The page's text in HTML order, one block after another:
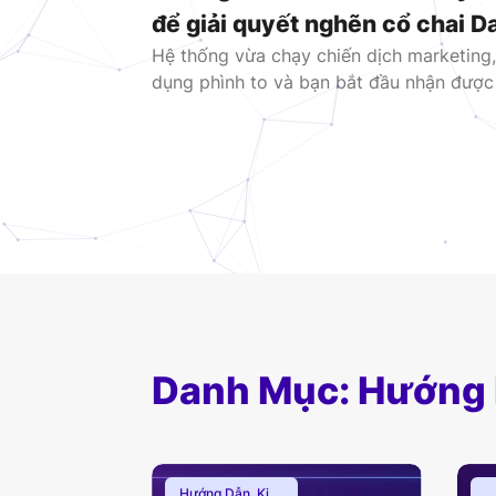
để giải quyết nghẽn cổ chai
(2026)
Hệ thống vừa chạy chiến dịch
dụng phình to và bạn bắt đầu nhận
đỏ rực trên Slack: CPU của máy chủ
100%. Các lỗi Too many connections
Timeout xuất hiện dày đặc, dẫn đến […]
Danh Mục: Hướng